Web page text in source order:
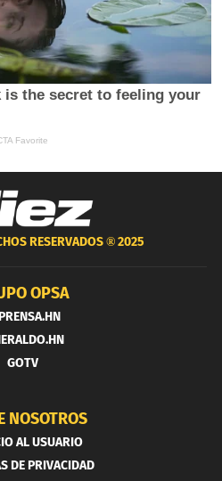
RESERVADOS ®2025
OPSA
GOTV
NOSOTROS
AL USUARIO
DE PRIVACIDAD